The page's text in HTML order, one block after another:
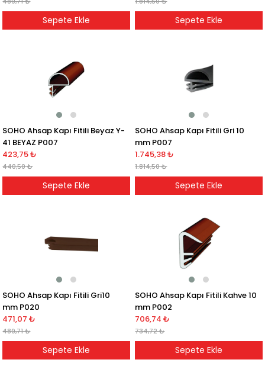
Sepete Ekle Sepete Ekle
SOHO Ahsap Kapı Fitili Beyaz Y-
41 BEYAZ P007
423,75 ₺
440,50 ₺
Sepete Ekle
SOHO Ahsap Kapı Fitili Gri 10
mm P007
1.745,38 ₺
1.814,50 ₺
Sepete Ekle
SOHO Ahsap Kapı Fitili Gri10
mm P020
471,07 ₺
489,71 ₺
Sepete Ekle
SOHO Ahsap Kapı Fitili Kahve 10
mm P002
706,74 ₺
734,72 ₺
Sepete Ekle